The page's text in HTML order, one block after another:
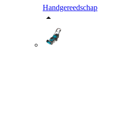
Handgereedschap